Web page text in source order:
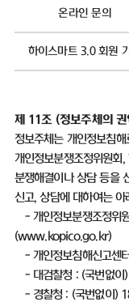
온라인 문의
하이스마트3.0회원
제 11 조 (정보주체의
정보주체는 개인정보침
개인정보분쟁조정위원회 ,
분쟁해결이나 상담 등을
신고,상담에 대하여는
- 개인정보분쟁조정위
(www.kopico.go.kr)
- 개인정보침해신고센터
- 대검찰청: (국번없이
- 경찰청: (국번없이 )